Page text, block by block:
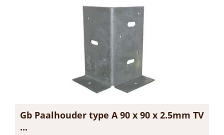
Gb Paalhouder type A 90 x 90 x 2.5mm TV
...